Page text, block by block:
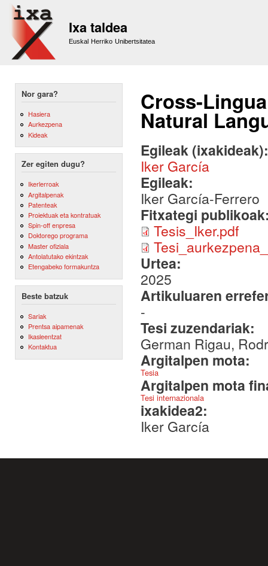
Ixa taldea
Euskal Herriko Unibertsitatea
Nor gara?
Hasiera
Aurkezpena
Kideak
Zer egiten dugu?
Ikerlerroak
Argitalpenak
Patenteak
Proiektuak eta kontratuak
Spin-off enpresa
Doktorego programa
Master ofiziala
Antolatutako ekintzak
Etengabeko formakuntza
Beste batzuk
Sariak
Prentsa aipamenak
Ikasleentzat
Kontaktua
Cross-
Natural
Egileak
Iker García
Egileak:
Iker García-Ferrero
Fitxategi
Tesis_Iker.pdf
Urtea:
2025
Artikuluaren
-
Tesi zuzendariak:
German Rigau,
Argitalpen mota:
Tesia
Argitalpen mota
Tesi internazionala
ixakidea2:
Iker García